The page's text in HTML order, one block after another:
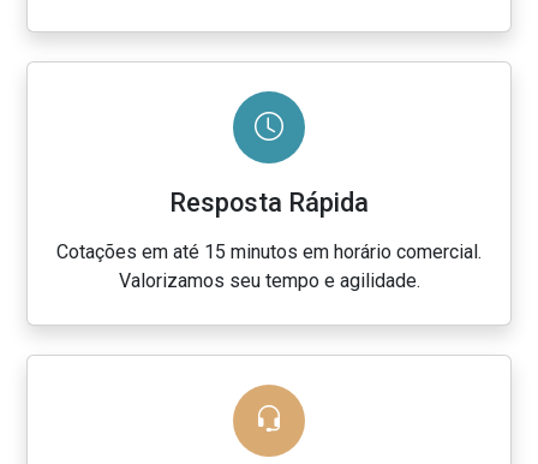
Resposta Rápida
Cotações em até 15 minutos em horário comercial.
Valorizamos seu tempo e agilidade.